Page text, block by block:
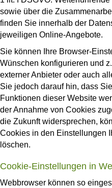
sowie über die
finden Sie innerhalb der
jeweiligen Online-Angebote.
Sie können Ihre Browser-
Wünschen konfigurieren und
externer Anbieter oder auch
Sie jedoch darauf hin, dass
Funktionen dieser Website
der Annahme von Cookies
die Zukunft widersprechen,
Cookies in den Einstellungen
löschen.
Cookie-Einstellungen in
Webbrowser können so